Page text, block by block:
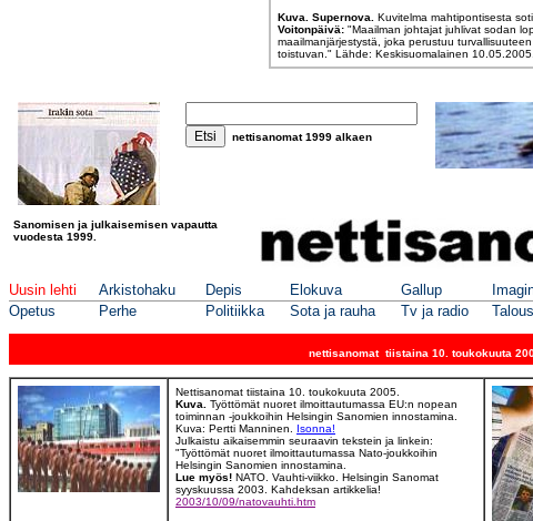
Kuva. Supernova.
Kuvitelma mahtipontisesta
Voitonpäivä: "Maailman johtajat juhlivat sodan
maailmanjärjestystä, joka perustuu
toistuvan." Lähde: Keskisuomalainen 10.05.2005.
nettisanomat1999 alkaen
Sanomisen ja julkaisemisen vapautta
vuodesta 1999.
Uusin lehti Arkistohaku Depis Elokuva Gallup
Opetus
Perhe Politiikka Sota ja rauha Tv ja radio Talous
nettisanomat tiistaina 10. toukokuuta
Nettisanomat tiistaina 10. toukokuuta 2005.
Kuva.
Työttömät nuoret ilmoittautumassa EU:n nopean
toiminnan -joukkoihin Helsingin Sanomien innostamina.
Kuva: Pertti Manninen. Isonna!
Julkaistu aikaisemmin seuraavin tekstein ja linkein:
"Työttömät nuoret ilmoittautumassa Nato-joukkoihin
Helsingin Sanomien innostamina.
Lue myös! NATO. Vauhti-viikko. Helsingin Sanomat
syyskuussa 2003. Kahdeksan artikkelia!
2003/10/09/natovauhti.htm